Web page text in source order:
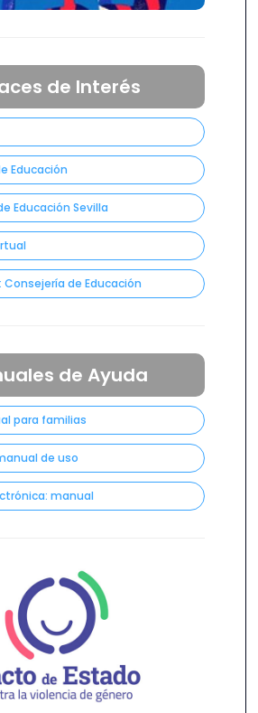
de Interés
Educación
Educación Sevilla
Consejería de Educación
de Ayuda
para familias
de uso
manual